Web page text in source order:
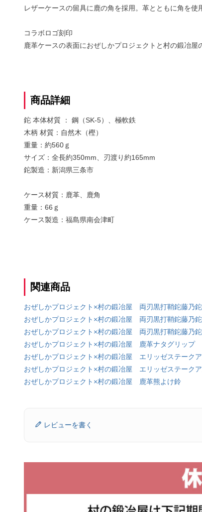
レザーケースの留具に鹿の角を採用。革とともに角を
コラボロゴ刻印
鹿革ケースの表面におぜしかプロジェクトと村の鍛冶屋
商品詳細
鉈 本体材質 ： 鋼（SK-5）、極軟鉄
木柄 材質：自然木（樫）
重量：約560ｇ
サイズ：全長約350mm、刃渡り約165mm
鉈製造：新潟県三条市
ケース材質：鹿革、鹿角
重量：66ｇ
ケース製造：福島県南会津町
関連商品
おぜしかプロジェクト×村の鍛冶屋 両刃黒打鞘鉈藤乃
おぜしかプロジェクト×村の鍛冶屋 両刃黒打鞘鉈藤乃
おぜしかプロジェクト×村の鍛冶屋 両刃黒打鞘鉈藤乃
おぜしかプロジェクト×村の鍛冶屋 鹿革ナタグリップ
おぜしかプロジェクト×村の鍛冶屋 エリッゼステーク
おぜしかプロジェクト×村の鍛冶屋 エリッゼステーク
おぜしかプロジェクト×村の鍛冶屋 鹿革熊よけ鈴
レビューを書く